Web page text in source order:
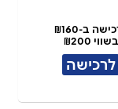
ב-₪160
בשווי ₪200
לרכישה